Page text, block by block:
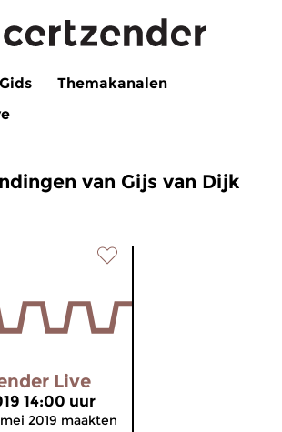
Gids
Themakanalen
van Gijs van Dijk
Live
14:00 uur
2019 maakten